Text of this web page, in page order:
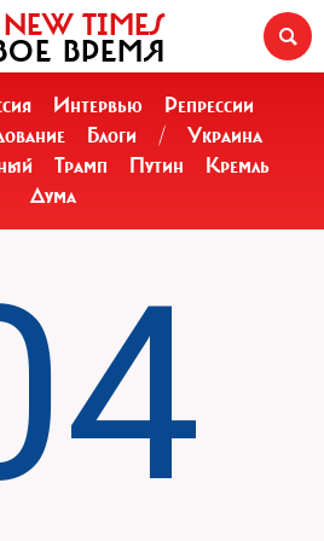
TIMES
ВРЕМЯ
Интервью
Репрессии
Блоги /
Украина
Трамп Путин
Кремль
Дума